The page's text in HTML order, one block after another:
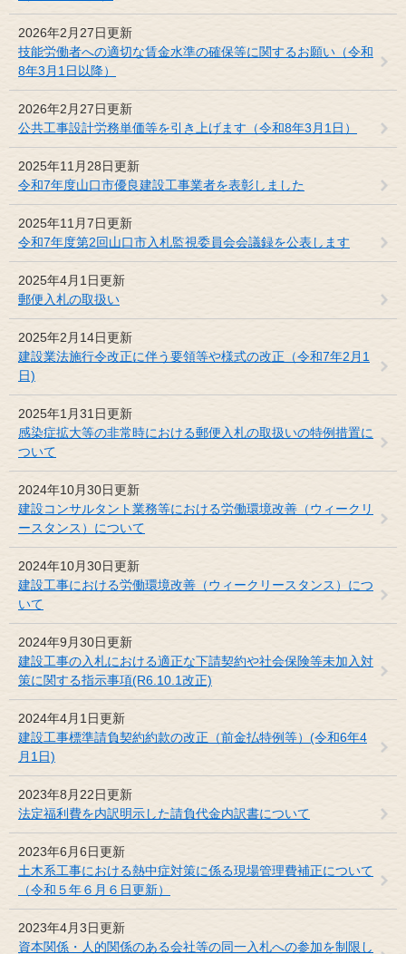
2026年2月27日更新
技能労働者への適切な賃金水準の確保等に関するお願い（令和
8年3月1日以降）
2026年2月27日更新
公共工事設計労務単価等を引き上げます（令和8年3月1日）
2025年11月28日更新
令和7年度山口市優良建設工事業者を表彰しました
2025年11月7日更新
令和7年度第2回山口市入札監視委員会会議録を公表します
2025年4月1日更新
郵便入札の取扱い
2025年2月14日更新
建設業法施行令改正に伴う要領等や様式の改正（令和7年2月1
日)
2025年1月31日更新
感染症拡大等の非常時における郵便入札の取扱いの特例措置に
ついて
2024年10月30日更新
建設コンサルタント業務等における労働環境改善（ウィークリ
ースタンス）について
2024年10月30日更新
建設工事における労働環境改善（ウィークリースタンス）につ
いて
2024年9月30日更新
建設工事の入札における適正な下請契約や社会保険等未加入対
策に関する指示事項(R6.10.1改正)
2024年4月1日更新
建設工事標準請負契約約款の改正（前金払特例等）(令和6年4
月1日)
2023年8月22日更新
法定福利費を内訳明示した請負代金内訳書について
2023年6月6日更新
土木系工事における熱中症対策に係る現場管理費補正について
（令和５年６月６日更新）
2023年4月3日更新
資本関係・人的関係のある会社等の同一入札への参加を制限し